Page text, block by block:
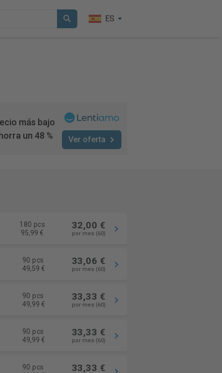
ES
más bajo
un 48 %
Ver oferta
180 pcs
95,99 €
32,00 €
por mes (60)
90 pcs
49,59 €
33,06 €
por mes (60)
90 pcs
49,99 €
33,33 €
por mes (60)
90 pcs
49,99 €
33,33 €
por mes (60)
90 pcs
33,33 €